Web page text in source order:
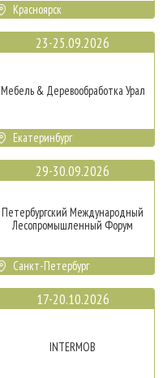
Красноярск
23-25.09.2026
Мебель & Деревообработка Урал
Екатеринбург
29-30.09.2026
Петербургский Международный
Лесопромышленный Форум
Санкт-Петербург
17-20.10.2026
INTERMOB